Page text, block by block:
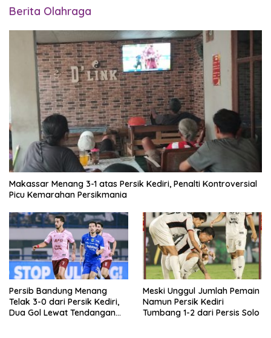
Berita Olahraga
Makassar Menang 3-1 atas Persik Kediri, Penalti Kontroversial
Picu Kemarahan Persikmania
Persib Bandung Menang
Telak 3-0 dari Persik Kediri,
Dua Gol Lewat Tendangan
Meski Unggul Jumlah Pemain
Namun Persik Kediri
Tumbang 1-2 dari Persis Solo